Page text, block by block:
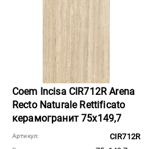
Coem Incisa CIR712R Arena
Recto Naturale Rettificato
керамогранит 75x149,7
Артикул: CIR712R